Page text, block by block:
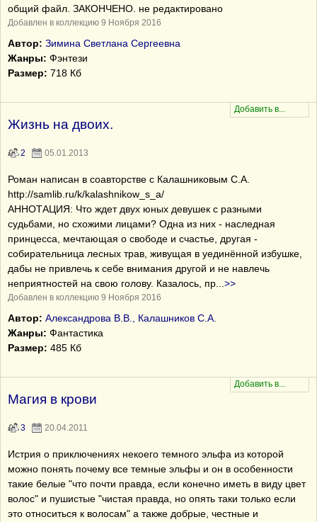
общий файл. ЗАКОНЧЕНО. не редактировано
Добавлен в коллекцию 9 Ноября 2016
Автор: Зимина Светлана Сергеевна
Жанры: Фэнтези
Размер: 718 Кб
Жизнь на двоих.
2 05.01.2013
Роман написан в соавторстве с Калашниковым С.А.
http://samlib.ru/k/kalashnikow_s_a/
АННОТАЦИЯ: Что ждет двух юных девушек с разными
судьбами, но схожими лицами? Одна из них - наследная
принцесса, мечтающая о свободе и счастье, другая -
собирательница лесных трав, живущая в уединённой избушке,
дабы не привлечь к себе внимания другой и не навлечь
неприятностей на свою голову. Казалось, пр
>>
Добавлен в коллекцию 9 Ноября 2016
Автор: Александрова В.В., Калашников С.А.
Жанры: Фантастика
Размер: 485 Кб
Магия в крови
3 20.04.2011
Истрия о приключениях некоего темного эльфа из которой
можно понять почему все темные эльфы и он в особенности
такие белые "что почти правда, если конечно иметь в виду цвет
волос" и пушистые "чистая правда, но опять таки только если
это относиться к волосам" а также добрые, честные и